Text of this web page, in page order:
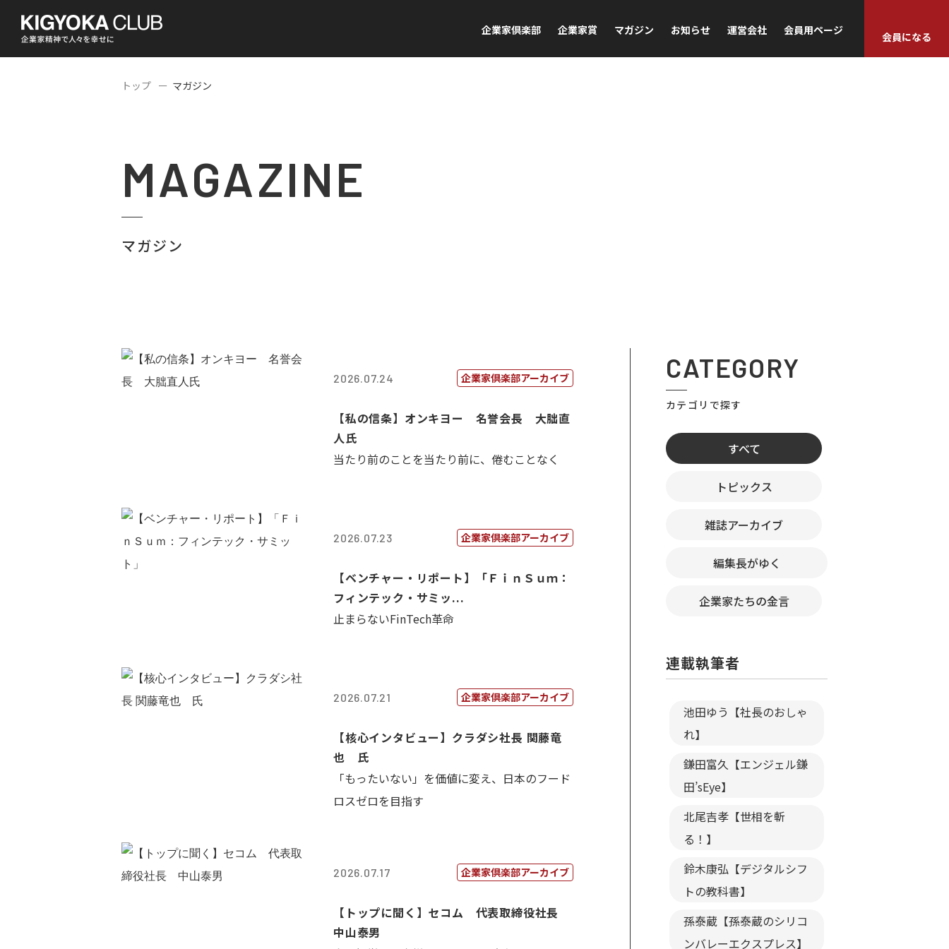
企業家倶楽部 企業家賞 マガジン お知らせ 運営会社 会員用ページ
会員になる
トップ マガジン
MAGAZINE
マガジン
2026.07.24 企業家倶楽部アーカイブ
【私の信条】オンキヨー 名誉会長 大朏直
人氏
当たり前のことを当たり前に、倦むことなく
2026.07.23 企業家倶楽部アーカイブ
【ベンチャー・リポート】「ＦｉｎＳｕｍ：
フィンテック・サミッ...
止まらないFinTech革命
2026.07.21 企業家倶楽部アーカイブ
【核心インタビュー】クラダシ社長 関藤竜
也 氏
「もったいない」を価値に変え、日本のフード
ロスゼロを目指す
2026.07.17 企業家倶楽部アーカイブ
【トップに聞く】セコム 代表取締役社長
中山泰男
CATEGORY
カテゴリで探す
すべて
トピックス
雑誌アーカイブ
編集長がゆく
企業家たちの金言
連載執筆者
池田ゆう【社長のおしゃ
れ】
鎌田富久【エンジェル鎌
田’sEye】
北尾吉孝【世相を斬
る！】
鈴木康弘【デジタルシフ
トの教科書】
孫泰蔵【孫泰蔵のシリコ
ンバレーエクスプレス】